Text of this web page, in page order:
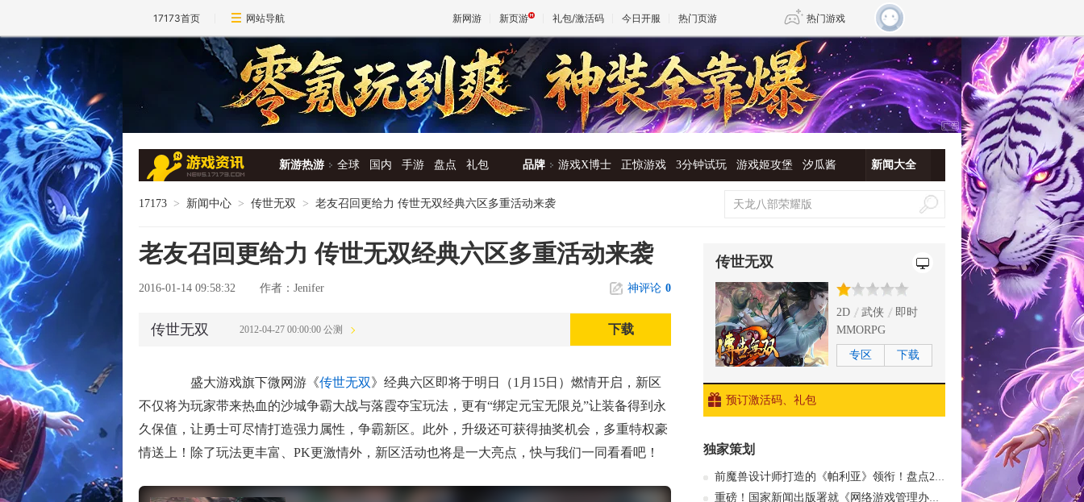
17173首页 网站导航 新网游 新页游 礼包/激活码 今日开服 热门页游 热门游戏
魔兽 DNF 传奇4
新游热游 全球 国内 手游 盘点 礼包 品牌 游戏X博士 正惊游戏 3分钟试玩 游戏姬攻堡 汐瓜酱 新闻大全
17173 > 新闻中心 > 传世无双 > 老友召回更给力 传世无双经典六区多重活动来袭
老友召回更给力 传世无双经典六区多重活动来袭
2016-01-14 09:58:32 作者：Jenifer 神评论 0
传世无双 2012-04-27 00:00:00 公测 下载
盛大游戏旗下微网游《传世无双》经典六区即将于明日（1月15日）燃情开启，新区
不仅将为玩家带来热血的沙城争霸大战与落霞夺宝玩法，更有“绑定元宝无限兑”让装备得到永
久保值，让勇士可尽情打造强力属性，争霸新区。此外，升级还可获得抽奖机会，多重特权豪
情送上！除了玩法更丰富、PK更激情外，新区活动也将是一大亮点，快与我们一同看看吧！
传世无双
2D 武侠
即时
MMORPG
专区 下载
预订激活码、礼包
独家策划
前魔兽设计师打造的《帕利亚》领衔！盘点20…
重磅！国家新闻出版署就《网络游戏管理办法…